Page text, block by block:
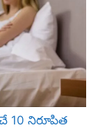
10 నిరూపిత